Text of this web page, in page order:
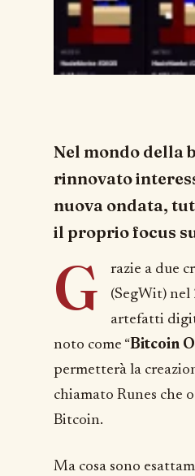
Nel mondo della
rinnovato
nuova ondata,
il proprio focus
G razie a due
(SegWit) nel
artefatti
noto come “Bitcoin
permetterà la
chiamato Runes che
Bitcoin.
Ma cosa sono